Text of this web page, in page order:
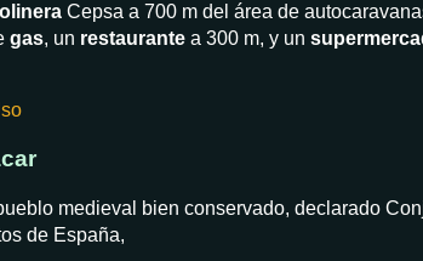
Cepsa a 700 m del área de
gas, un restaurante a 300 m, y un
medieval bien conservado, declarado
de España,